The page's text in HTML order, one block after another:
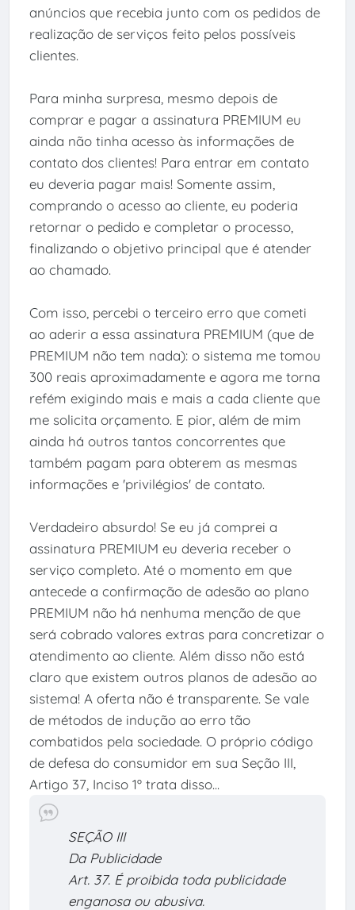
anúncios que recebia junto com os pedidos de
realização de serviços feito pelos possíveis
clientes.
Para minha surpresa, mesmo depois de
comprar e pagar a assinatura PREMIUM eu
ainda não tinha acesso às informações de
contato dos clientes! Para entrar em contato
eu deveria pagar mais! Somente assim,
comprando o acesso ao cliente, eu poderia
retornar o pedido e completar o processo,
finalizando o objetivo principal que é atender
ao chamado.
Com isso, percebi o terceiro erro que cometi
ao aderir a essa assinatura PREMIUM (que de
PREMIUM não tem nada): o sistema me tomou
300 reais aproximadamente e agora me torna
refém exigindo mais e mais a cada cliente que
me solicita orçamento. E pior, além de mim
ainda há outros tantos concorrentes que
também pagam para obterem as mesmas
informações e 'privilégios' de contato.
Verdadeiro absurdo! Se eu já comprei a
assinatura PREMIUM eu deveria receber o
serviço completo. Até o momento em que
antecede a confirmação de adesão ao plano
PREMIUM não há nenhuma menção de que
será cobrado valores extras para concretizar o
atendimento ao cliente. Além disso não está
claro que existem outros planos de adesão ao
sistema! A oferta não é transparente. Se vale
de métodos de indução ao erro tão
combatidos pela sociedade. O próprio código
de defesa do consumidor em sua Seção III,
Artigo 37, Inciso 1º trata disso...
SEÇÃO III
Da Publicidade
Art. 37. É proibida toda publicidade
enganosa ou abusiva.